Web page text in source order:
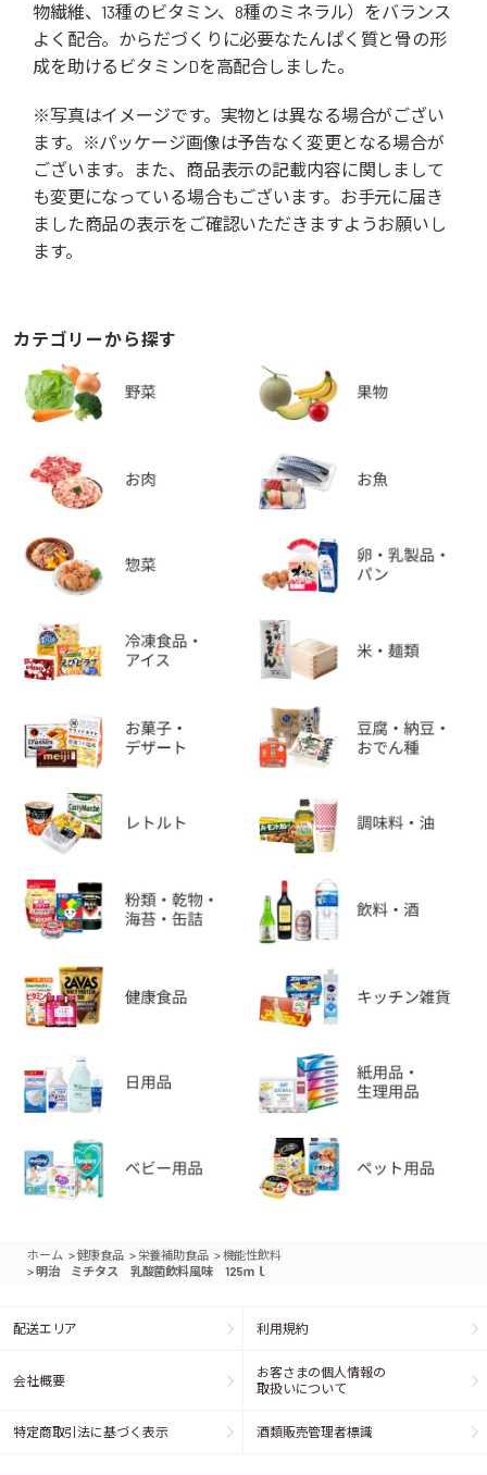
物繊維、13種のビタミン、8種のミネラル）をバランス
よく配合。からだづくりに必要なたんぱく質と骨の形
成を助けるビタミンDを高配合しました。
※写真はイメージです。実物とは異なる場合がござい
ます。※パッケージ画像は予告なく変更となる場合が
ございます。また、商品表示の記載内容に関しまして
も変更になっている場合もございます。お手元に届き
ました商品の表示をご確認いただきますようお願いし
ます。
カテゴリーから探す
ホーム >健康食品 > 栄養補助食品 >機能性飲料
> 明治 ミチタス 乳酸菌飲料風味 125ｍｌ
配送エリア 利用規約
会社概要
お客さまの個人情報の
取扱いについて
特定商取引法に基づく表示 酒類販売管理者標識